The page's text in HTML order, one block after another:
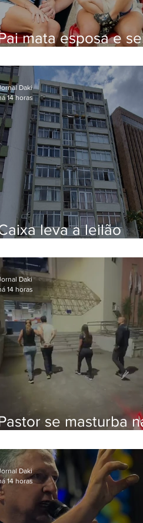
mata esposa e
leva a leilão
em
Daki
14 horas
se masturba
na Zona Oeste
Daki
14 horas
Daki
14 horas